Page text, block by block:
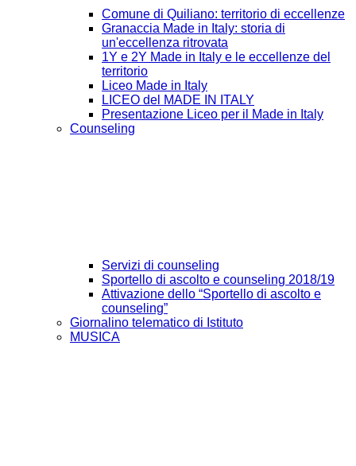
Comune di Quiliano: territorio di eccellenze
Granaccia Made in Italy: storia di
un'eccellenza ritrovata
1Y e 2Y Made in Italy e le eccellenze del
territorio
Liceo Made in Italy
LICEO del MADE IN ITALY
Presentazione Liceo per il Made in Italy
Counseling
Servizi di counseling
Sportello di ascolto e counseling 2018/19
Attivazione dello “Sportello di ascolto e
counseling”
Giornalino telematico di Istituto
MUSICA